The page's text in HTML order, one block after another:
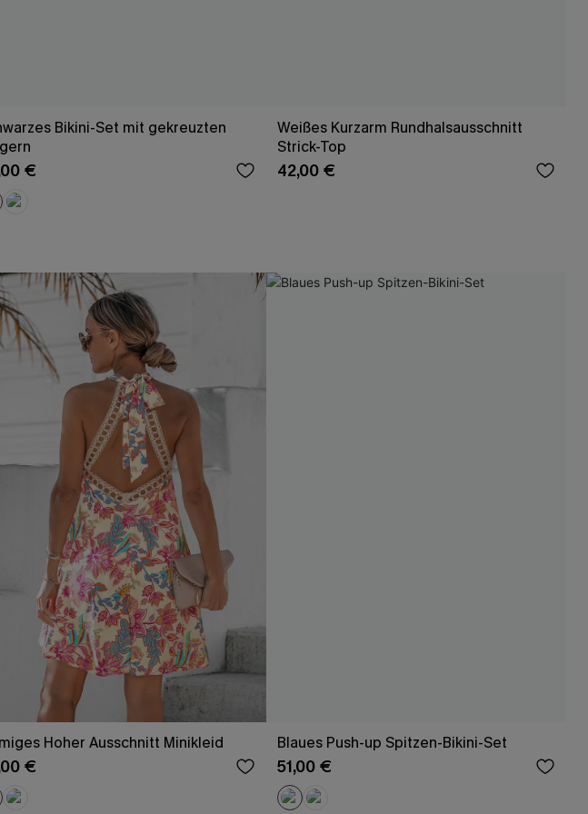
Bikini-Set mit gekreuzten
€
Weißes Kurzarm Rundhalsausschnitt
Strick-Top
42,00 €
Hoher Ausschnitt Minikleid
€
Blaues Push-up Spitzen-Bikini-Set
51,00 €